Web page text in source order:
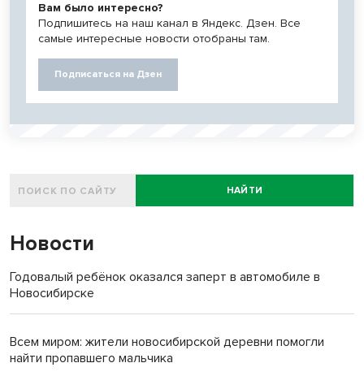
Вам было интересно?
Подпишитесь на наш канал в Яндекс. Дзен. Все
самые интересные новости отобраны там.
Подписаться на Дзен
НАЙТИ
Новости
Годовалый ребёнок оказался заперт в автомобиле в
Новосибирске
Всем миром: жители новосибирской деревни помогли
найти пропавшего мальчика